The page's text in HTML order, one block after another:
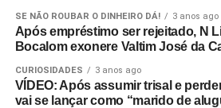
SE NÃO ROUBAR O DINHEIRO DÁ! 3 anos ago
Após empréstimo ser rejeitado, N
Bocalom exonere Valtim José da
CURIOSIDADES 3 anos ago
VÍDEO: Após assumir trisal e
vai se lançar como “marido de